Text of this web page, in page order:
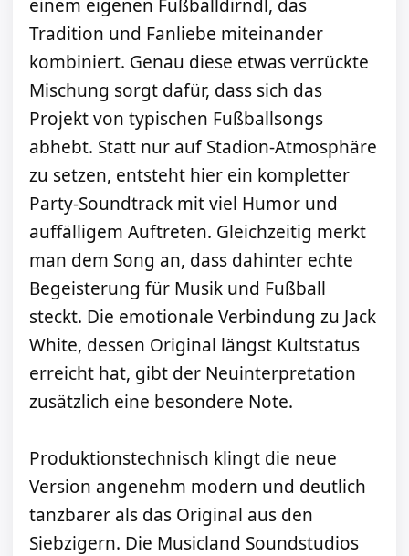
einem eigenen Fußballdirndl, das
Tradition und Fanliebe miteinander
kombiniert. Genau diese etwas verrückte
Mischung sorgt dafür, dass sich das
Projekt von typischen Fußballsongs
abhebt. Statt nur auf Stadion-Atmosphäre
zu setzen, entsteht hier ein kompletter
Party-Soundtrack mit viel Humor und
auffälligem Auftreten. Gleichzeitig merkt
man dem Song an, dass dahinter echte
Begeisterung für Musik und Fußball
steckt. Die emotionale Verbindung zu Jack
White, dessen Original längst Kultstatus
erreicht hat, gibt der Neuinterpretation
zusätzlich eine besondere Note.
Produktionstechnisch klingt die neue
Version angenehm modern und deutlich
tanzbarer als das Original aus den
Siebzigern. Die Musicland Soundstudios